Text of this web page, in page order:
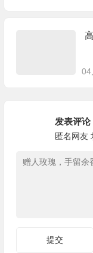
04
发表评论
匿名网友